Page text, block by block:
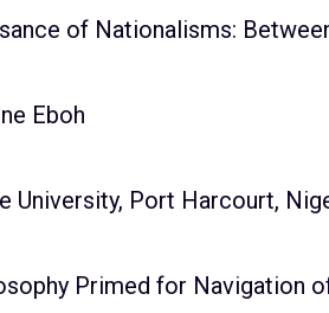
of Nationalisms:
Eboh
University, Port Harcourt,
Primed for Navigation